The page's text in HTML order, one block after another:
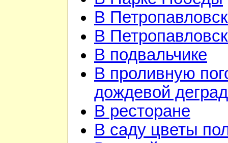
В
В
В подвальчике
В проливную
дождевой
В ресторане
В саду цветы